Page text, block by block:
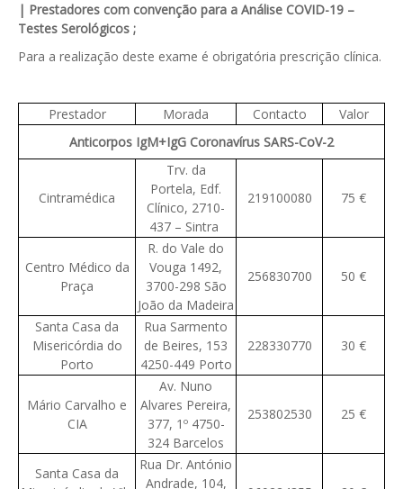
| Prestadores com convenção para a Análise COVID-19 –
Testes Serológicos ;
Para a realização deste exame é obrigatória prescrição clínica.
Prestador Morada Contacto
Valor
Anticorpos IgM+IgG Coronavírus SARS-CoV-2
Cintramédica
Trv. da
Portela, Edf.
Clínico, 2710-
437 – Sintra
219100080 75 €
Centro Médico da
Praça
R. do Vale do
Vouga 1492,
3700-298 São
João da Madeira
256830700 50 €
Santa Casa da
Misericórdia do
Porto
Rua Sarmento
de Beires, 153
4250-449 Porto
228330770 30 €
Mário Carvalho e
CIA
Av. Nuno
Alvares Pereira,
377, 1º 4750-
324 Barcelos
253802530 25 €
Santa Casa da
Rua Dr. António
Andrade, 104,